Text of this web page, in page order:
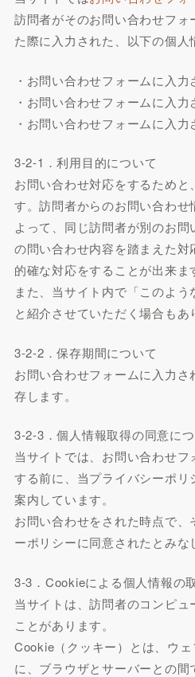
訪問者がそのお問い合わせフ
た際に入力された、以下の個人
・お問い合わせフォームに入力
・お問い合わせフォームに入
・お問い合わせフォームに入
3-2-1．利用目的について
お問い合わせ対応をするため
す。訪問者からのお問い合わ
よって、同じ訪問者が別のお
の問い合わせ内容を踏まえた対
的確な対応をすることが出来ま
また、当サイト内で「このよう
と紹介させていただく場合もあ
3-2-2．保存期間について
お問い合わせフォームに入力
存します。
3-2-3．個人情報取得の同意に
当サイトでは、お問い合わせ
する前に、当プライバシーポリ
案内しています。
お問い合わせをされた時点で
ーポリシーに同意されたとみな
3-3．Cookieによる個人情報の
当サイトは、訪問者のコンピ
ことがあります。
Cookie（クッキー）とは、ウ
に、ブラウザとサーバーとの間